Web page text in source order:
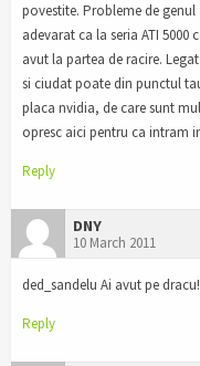
povestite. Probleme de
adevarat ca la seria ATI 5000
avut la partea de racire.
si ciudat poate din punctul
placa nvidia, de care sunt
opresc aici pentru ca intram
Reply
DNY
10 March 2011
ded_sandelu Ai avut pe dracu!
Reply